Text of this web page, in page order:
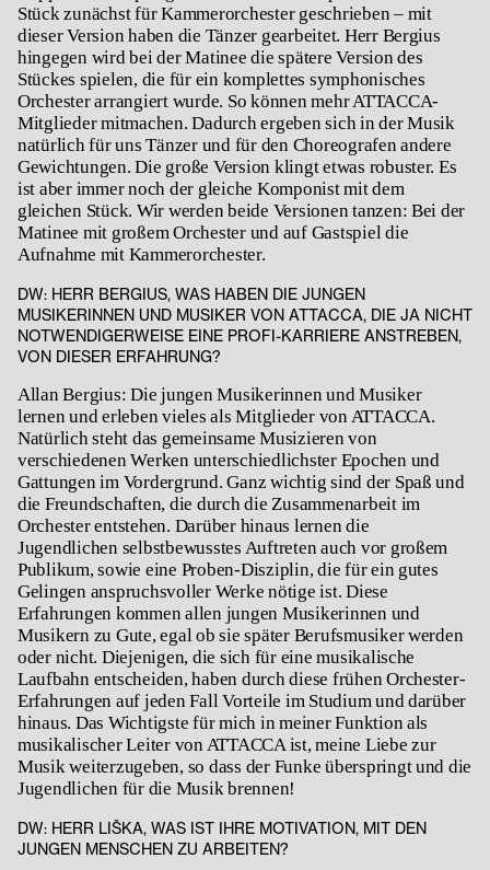
Stück zunächst für Kammerorchester geschrieben – mit
dieser Version haben die Tänzer gearbeitet. Herr Bergius
hingegen wird bei der Matinee die spätere Version des
Stückes spielen, die für ein komplettes symphonisches
Orchester arrangiert wurde. So können mehr ATTACCA-
Mitglieder mitmachen. Dadurch ergeben sich in der Musik
natürlich für uns Tänzer und für den Choreografen andere
Gewichtungen. Die große Version klingt etwas robuster. Es
ist aber immer noch der gleiche Komponist mit dem
gleichen Stück. Wir werden beide Versionen tanzen: Bei der
Matinee mit großem Orchester und auf Gastspiel die
Aufnahme mit Kammerorchester.
DW: HERR BERGIUS, WAS HABEN DIE JUNGEN
MUSIKERINNEN UND MUSIKER VON ATTACCA, DIE JA NICHT
NOTWENDIGERWEISE EINE PROFI-KARRIERE ANSTREBEN,
VON DIESER ERFAHRUNG?
Allan Bergius: Die jungen Musikerinnen und Musiker
lernen und erleben vieles als Mitglieder von ATTACCA.
Natürlich steht das gemeinsame Musizieren von
verschiedenen Werken unterschiedlichster Epochen und
Gattungen im Vordergrund. Ganz wichtig sind der Spaß und
die Freundschaften, die durch die Zusammenarbeit im
Orchester entstehen. Darüber hinaus lernen die
Jugendlichen selbstbewusstes Auftreten auch vor großem
Publikum, sowie eine Proben-Disziplin, die für ein gutes
Gelingen anspruchsvoller Werke nötige ist. Diese
Erfahrungen kommen allen jungen Musikerinnen und
Musikern zu Gute, egal ob sie später Berufsmusiker werden
oder nicht. Diejenigen, die sich für eine musikalische
Laufbahn entscheiden, haben durch diese frühen Orchester-
Erfahrungen auf jeden Fall Vorteile im Studium und darüber
hinaus. Das Wichtigste für mich in meiner Funktion als
musikalischer Leiter von ATTACCA ist, meine Liebe zur
Musik weiterzugeben, so dass der Funke überspringt und die
Jugendlichen für die Musik brennen!
DW: HERR LIŠKA, WAS IST IHRE MOTIVATION, MIT DEN
JUNGEN MENSCHEN ZU ARBEITEN?